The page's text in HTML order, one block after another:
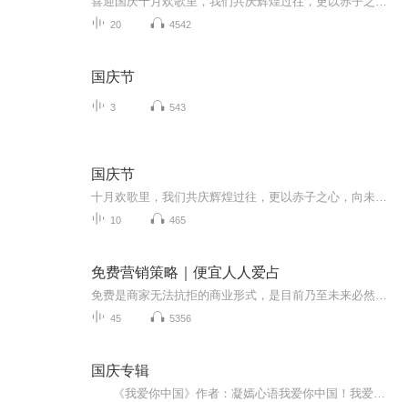
20 4542
国庆节
3 543
国庆节
10 465
免费营销策略｜便宜人人爱占
45 5356
国庆专辑